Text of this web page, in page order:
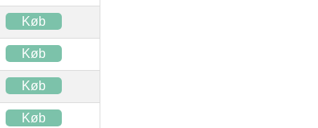
Køb
Køb
Køb
Køb